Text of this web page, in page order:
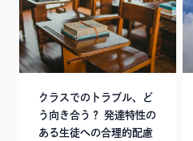
クラスでのトラブル、ど
う向き合う？ 発達特性の
ある生徒への合理的配慮